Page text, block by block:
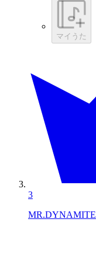
マイうた
3
MR.DYNAMITE